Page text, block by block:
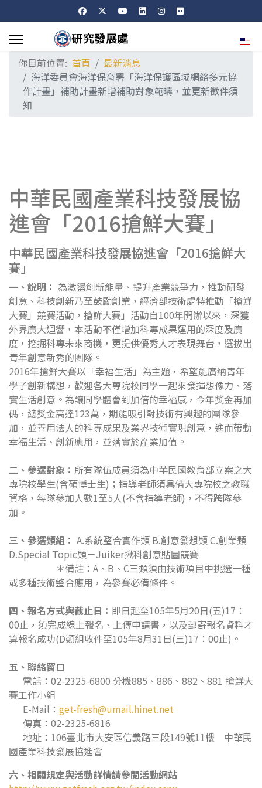
選擇
你目前位置: 首頁
最新消息
海洋委員會海洋保育署「海洋保護區域網絡多元協
作計畫」補助計畫新增補助對象範疇，並更新徵件須
知
中華民國產業科技發展協
進會「2016搶鮮大賽」
中華民國產業科技發展協進會「2016搶鮮大
賽」
一、說明： 為激盪創新能量、提升產業競爭力，推動研發
創意、科技創新乃至鼓勵創業，經濟部技術處特推動「搶鮮
大賽」競賽活動，搶鮮大賽」活動自100年開辦以來，深獲
外界廣大迴響，本活動不僅增加科專成果運用的深度及廣
度，挖掘科專未來商機，更提供優秀人才表現舞台，選拔出
青年創意新秀的團隊。
2016年搶鮮大賽以「幸福生活」為主題，希望能廣納青年
學子創新構想，歡迎各大專院校同學一起來發揮想像力、落
實生活創意。為讓同學體會到加倍的幸福感，今年獎金再加
碼，總獎金高達123萬，期能吸引對技術有興趣的團隊參
加，並善用法人的科專成果及業界技術實現創意，進而帶動
幸福生活、創新應用，並落實於產業加值。
二、參選對象： 所有隊伍成員須為中華民國教育部立案之大
專院校學生(含碩博士生)；指導老師須具備大專院校之教職
資格，每隊參加人數1至5人(不含指導老師)，不得跨隊參
加。
三、參選類組： A.系統整合實作類 B.創意發想類 C.創業類
D.Special Topic類－Juiker揪科創意貼圖競賽
＊備註：A、B、C三類須由技術項目中挑選一種
或多種技術整合應用，為參賽必備條件。
四、報名方式與截止日： 即日起至105年5月20日(五)17：
00止，須完成線上報名、上傳申請書，以及郵寄報名資料才
算報名成功(D類組收件至105年8月31日(三)17：00止)。
五、聯絡窗口
電話：02-2325-6800 分機885、886、882、881 搶鮮大
賽工作小組
E-Mail： get-fresh@umail.hinet.net
傳真：02-2325-6816
地址：106臺北市大安區信義路三段149號11樓 中華民
國產業科技發展協進會
六、相關規定與活動詳情請參閱活動網站